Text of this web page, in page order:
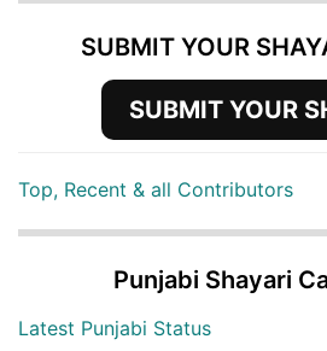
SUBMIT YOUR
SUBMIT YOUR
Top, Recent & all Contributors
Punjabi Shayari
Latest Punjabi Status